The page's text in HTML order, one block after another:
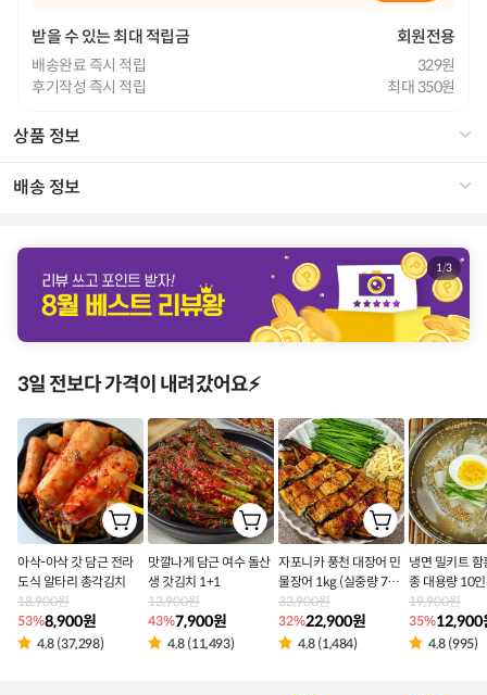
받을 수 있는 최대 적립금 회원전용
배송완료 즉시 적립
329
후기작성 즉시 적립
최대 350
상품 정보
배송 정보
1/3
3일 전보다 가격이 내려갔어요⚡
아삭-아삭 갓 담근 전라
도식 알타리 총각김치
18,900원
53%8,900원
4.8 (37,298)
맛깔나게 담근 여수 돌산
생 갓김치 1+1
13,900원
43%7,900원
4.8 (11,493)
자포니카 풍천 대장어 민
물장어 1kg (실중량 700
g 내외)
33,900원
32%22,900원
4.8 (1,484)
냉면 밀키트 함
종 대용량 10
19,900원
35%12,900
4.8 (995)